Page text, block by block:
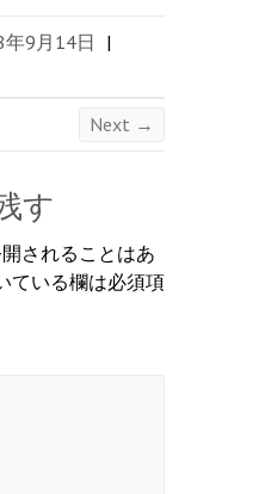
年9月14日 |
Next →
す
されることはあ
ている欄は必須項